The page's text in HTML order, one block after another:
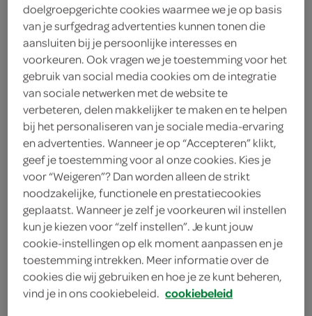
1 eetlepel bieslook
1 rode ui
50 milliliter bier
2 theelepels karwijzaad
1 theelepels paprikapoeder
1 ui
100 gram roomboter
200 gram Limburgse kaas
doelgroepgerichte cookies waarmee we je op basis
van je surfgedrag advertenties kunnen tonen die
aansluiten bij je persoonlijke interesses en
voorkeuren. Ook vragen we je toestemming voor het
gebruik van social media cookies om de integratie
van sociale netwerken met de website te
verbeteren, delen makkelijker te maken en te helpen
bij het personaliseren van je sociale media-ervaring
en advertenties. Wanneer je op “Accepteren” klikt,
geef je toestemming voor al onze cookies. Kies je
voor “Weigeren”? Dan worden alleen de strikt
noodzakelijke, functionele en prestatiecookies
geplaatst. Wanneer je zelf je voorkeuren wil instellen
kun je kiezen voor “zelf instellen”. Je kunt jouw
cookie-instellingen op elk moment aanpassen en je
toestemming intrekken. Meer informatie over de
cookies die wij gebruiken en hoe je ze kunt beheren,
vind je in ons cookiebeleid. cookiebeleid